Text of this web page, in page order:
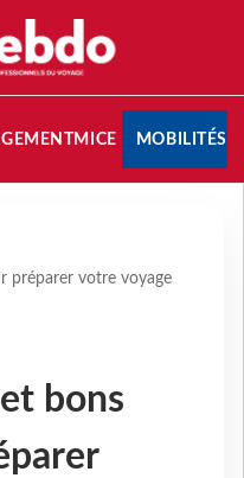
MICE MOBILITÉS
préparer votre voyage
bons